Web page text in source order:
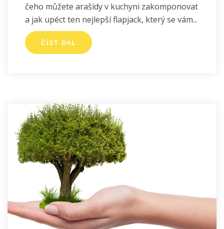
čeho můžete arašídy v kuchyni zakomponovat
a jak upéct ten nejlepší flapjack, který se vám
ČÍST DÁL